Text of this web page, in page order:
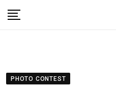
to
PHOTO CONTEST